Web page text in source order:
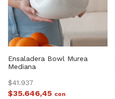
Ensaladera Bowl Murea
Mediana
$41.937
$35.646,45 con